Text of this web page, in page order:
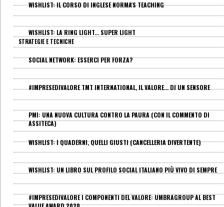
WISHLIST: IL CORSO DI INGLESE NORMA'S TEACHING
WISHLIST: LA RING LIGHT... SUPER LIGHT
STRATEGIE E TECNICHE
SOCIAL NETWORK: ESSERCI PER FORZA?
#IMPRESEDIVALORE TMT INTERNATIONAL, IL VALORE... DI UN SENSORE
PMI: UNA NUOVA CULTURA CONTRO LA PAURA (CON IL COMMENTO DI
ASSITECA)
WISHLIST: I QUADERNI, QUELLI GIUSTI (CANCELLERIA DIVERTENTE)
WISHLIST: UN LIBRO SUL PROFILO SOCIAL ITALIANO PIÙ VIVO DI SEMPRE
#IMPRESEDIVALORE I COMPONENTI DEL VALORE: UMBRAGROUP AL BEST